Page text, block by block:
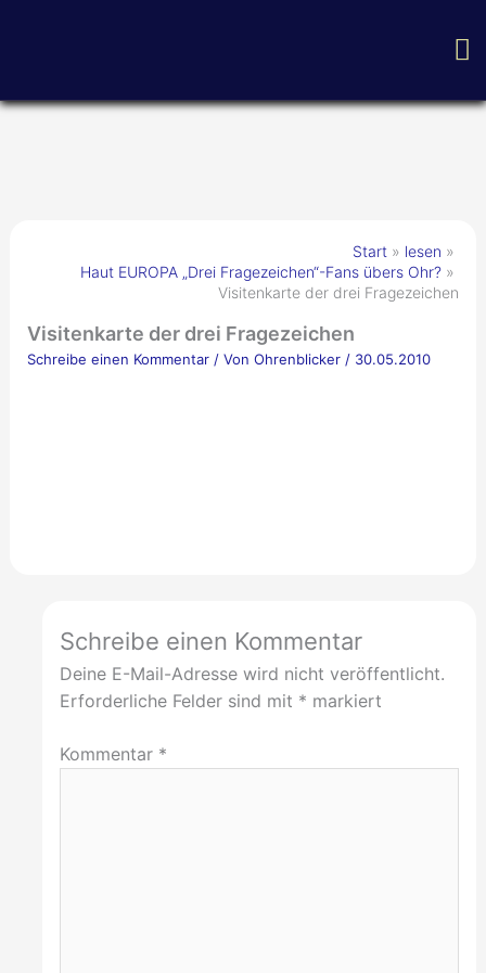
Start
lesen
Haut EUROPA „Drei Fragezeichen“-Fans übers Ohr?
Visitenkarte der drei Fragezeichen
Visitenkarte der drei Fragezeichen
Schreibe einen Kommentar / Von Ohrenblicker / 30.05.2010
Schreibe einen Kommentar
Deine E-Mail-Adresse wird nicht veröffentlicht.
Erforderliche Felder sind mit * markiert
Kommentar *